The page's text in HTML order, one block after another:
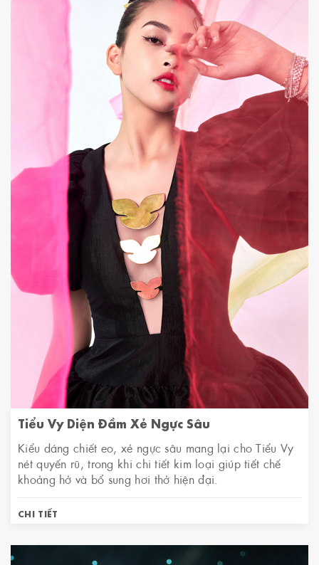
Tiểu Vy Diện Đầm Xẻ Ngực Sâu
Kiểu dáng chiết eo, xẻ ngực sâu mang lại cho Tiểu Vy
nét quyến rũ, trong khi chi tiết kim loại giúp tiết chế
khoảng hở và bổ sung hơi thở hiện đại.
CHI TIẾT